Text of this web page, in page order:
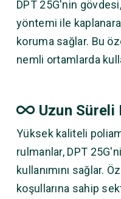
DPT 25G'nin
yöntemi ile
koruma sağlar. Bu
nemli ortamlarda
Uzun Süreli
Yüksek kaliteli
rulmanlar, DPT
kullanımını sağlar.
koşullarına sahip